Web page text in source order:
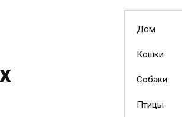
Дом
Кошки
Собаки
Птицы